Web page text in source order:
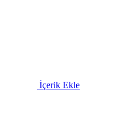
İçerik Ekle